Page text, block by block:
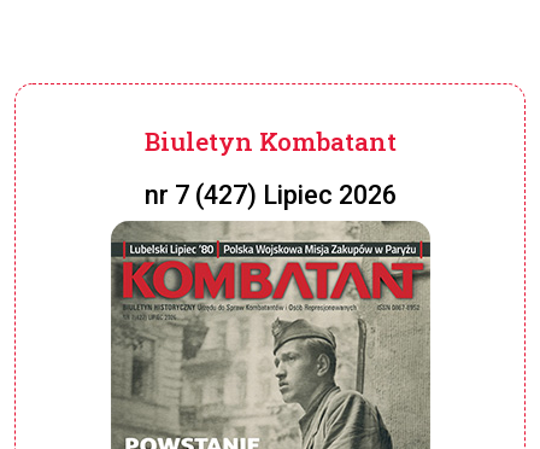
Biuletyn Kombatant
nr 7 (427) Lipiec 2026